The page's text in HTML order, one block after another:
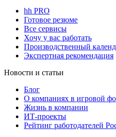
hh PRO
Готовое резюме
Все сервисы
Хочу у вас работать
Производственный
Экспертная рекомендация
Новости и статьи
Блог
О компаниях в игровой
Жизнь в компании
ИТ-проекты
Рейтинг работодателей